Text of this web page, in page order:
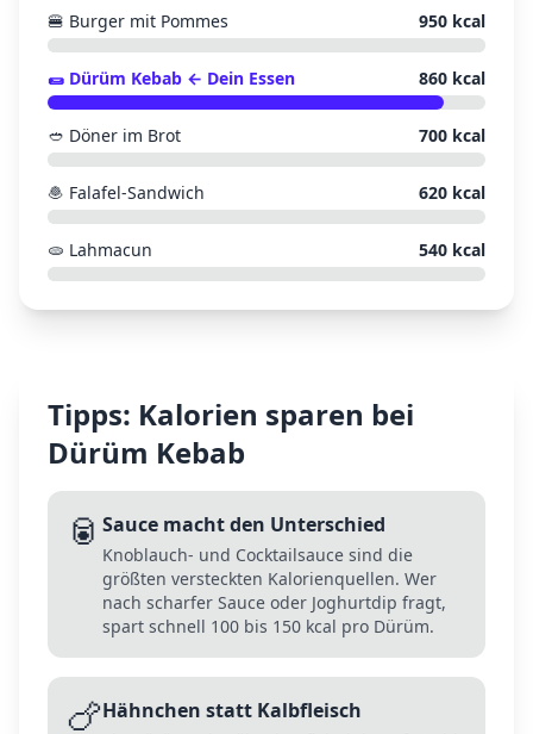
🍔 Burger mit Pommes 950 kcal
🌯 Dürüm Kebab ← Dein Essen 860 kcal
🥙 Döner im Brot 700 kcal
🧆 Falafel-Sandwich 620 kcal
🫓 Lahmacun 540 kcal
Tipps: Kalorien sparen bei
Dürüm Kebab
🥫 Sauce macht den Unterschied
Knoblauch- und Cocktailsauce sind die
größten versteckten Kalorienquellen. Wer
nach scharfer Sauce oder Joghurtdip fragt,
spart schnell 100 bis 150 kcal pro Dürüm.
🍗Hähnchen statt Kalbfleisch